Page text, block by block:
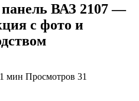
ВАЗ 2107 —
с фото и
мин Просмотров 31